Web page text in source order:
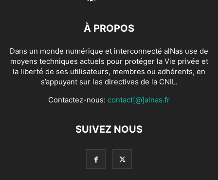
À PROPOS
Dans un monde numérique et interconnecté alNas use de
moyens techniques actuels pour protéger la Vie privée et
la liberté de ses utilisateurs, membres ou adhérents, en
s’appuyant sur les directives de la CNIL.
Contactez-nous: contact[@]alnas.fr
SUIVEZ NOUS